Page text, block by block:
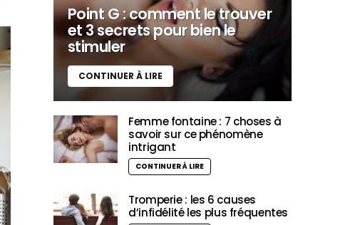
Point G : comment le trouver
et 3 secrets pour bien le
stimuler
CONTINUER À LIRE
Femme fontaine : 7 choses à
savoir sur ce phénomène
intrigant
CONTINUER À LIRE
Tromperie : les 6 causes
d’infidélité les plus fréquentes